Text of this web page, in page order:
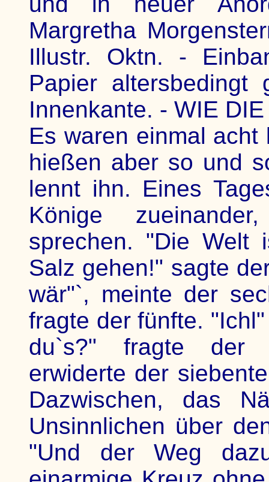
Margretha
Illustr. Oktn. -
Papier altersbedingt
Innenkante. - WIE
Es waren einmal
hießen aber so und
lennt ihn. Eines
Könige
sprechen. "Die Welt
Salz gehen!" sagte
wär"`, meinte der
fragte der fünfte.
du`s?" fragte der
erwiderte der
Dazwischen, das
Unsinnlichen über
"Und der Weg